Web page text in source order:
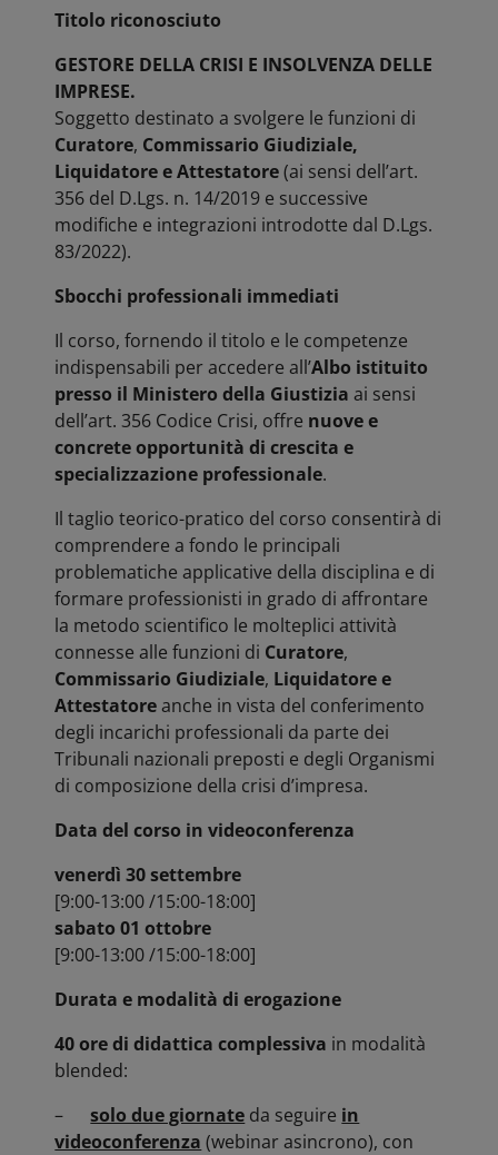
Titolo riconosciuto
GESTORE DELLA CRISI E INSOLVENZA DELLE
IMPRESE.
Soggetto destinato a svolgere le funzioni di
Curatore, Commissario Giudiziale,
Liquidatore eAttestatore(ai sensi dell’art.
356 del D.Lgs. n. 14/2019 e successive
modifiche e integrazioni introdotte dal D.Lgs.
83/2022).
Sbocchi professionali immediati
Il corso, fornendo il titolo e le competenze
indispensabili per accedere all’Albo istituito
presso il Ministero della Giustiziaai sensi
dell’art. 356 Codice Crisi, offre nuove e
concrete opportunità di crescita e
specializzazione professionale.
Il taglio teorico-pratico del corso consentirà di
comprendere a fondo le principali
problematiche applicative della disciplina e di
formare professionisti in grado di affrontare
la metodo scientifico le molteplici attività
connesse alle funzioni di Curatore,
Commissario Giudiziale, Liquidatore e
Attestatoreanche in vista del conferimento
degli incarichi professionali da parte dei
Tribunali nazionali preposti e degli Organismi
di composizione della crisi d’impresa.
Data del corso in videoconferenza
venerdì 30 settembre
[9:00-13:00 /15:00-18:00]
sabato 01 ottobre
[9:00-13:00 /15:00-18:00]
Durata e modalità di erogazione
40 ore di didattica complessiva in modalità
blended:
–solo due giornate da seguire in
videoconferenza (webinar asincrono), con